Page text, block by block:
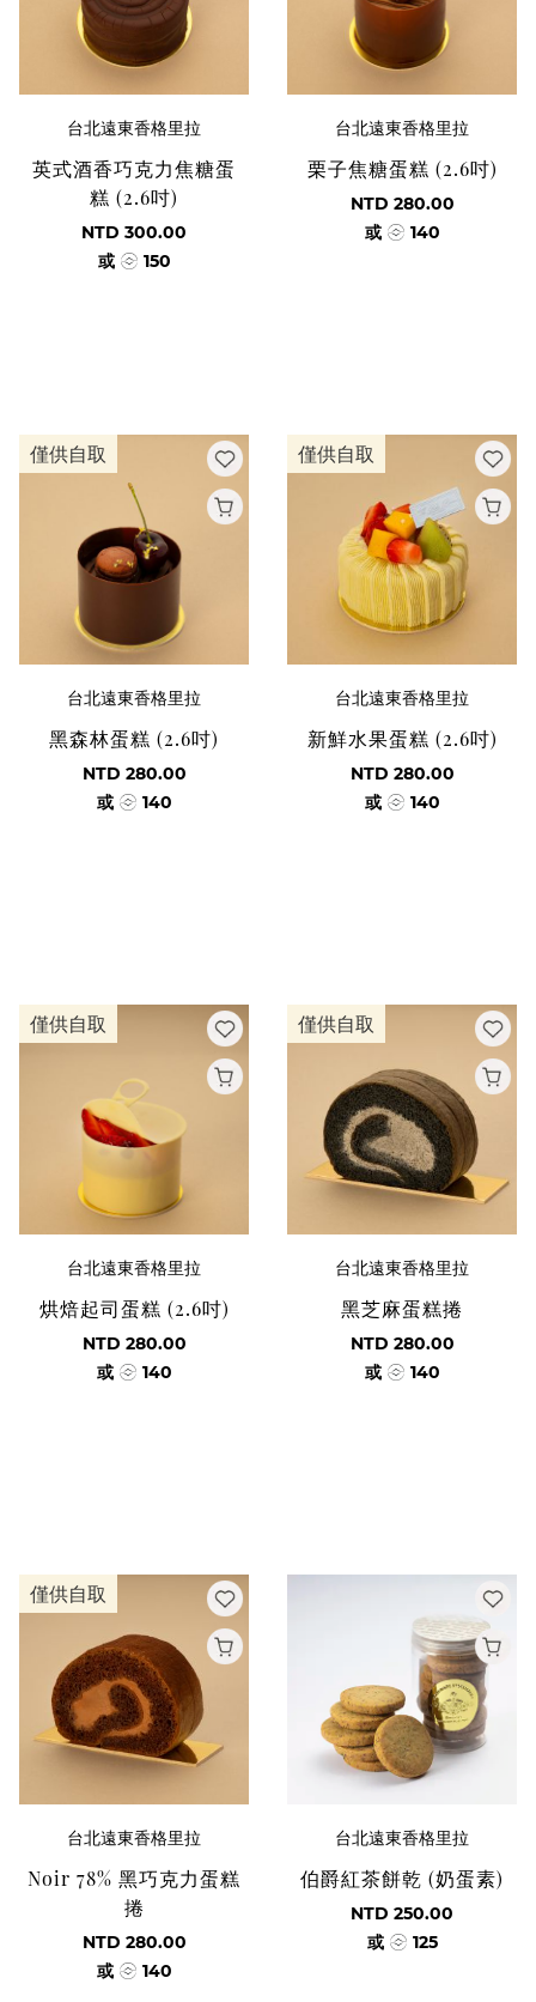
台北遠東香格里拉
英式酒香巧克力焦糖蛋
糕 (2.6吋)
NTD 300.00
或
150
台北遠東香格里拉
栗子焦糖蛋糕 (2.6吋)
NTD 280.00
或
140
僅供自取
台北遠東香格里拉
黑森林蛋糕 (2.6吋)
NTD 280.00
或
140
僅供自取
台北遠東香格里拉
新鮮水果蛋糕 (2.6吋)
NTD 280.00
或
140
僅供自取
台北遠東香格里拉
烘焙起司蛋糕 (2.6吋)
NTD 280.00
或
140
僅供自取
台北遠東香格里拉
黑芝麻蛋糕捲
NTD 280.00
或
140
僅供自取
台北遠東香格里拉
Noir 78% 黑巧克力蛋糕
捲
NTD 280.00
或
140
台北遠東香格里拉
伯爵紅茶餅乾 (奶蛋素)
NTD 250.00
或
125